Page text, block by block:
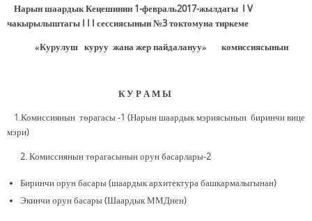
Нарын шаардык Кеңешинин 1-февраль2017-жылдагы I V
чакырылыштагы I I I сессиясынын №3 токтомуна тиркеме
«Курулуш куруу жана жер пайдалануу» комиссиясынын
К У Р А М Ы
1.Комиссиянын төрагасы -1 (Нарын шаардык мэриясынын биринчи вице
мэри)
Комиссиянын төрагасынын орун басарлары-2
Биринчи орун басары (шаардык архитектура башкармалыгынан)
Экинчи орун басары (Шаардык ММДнен)